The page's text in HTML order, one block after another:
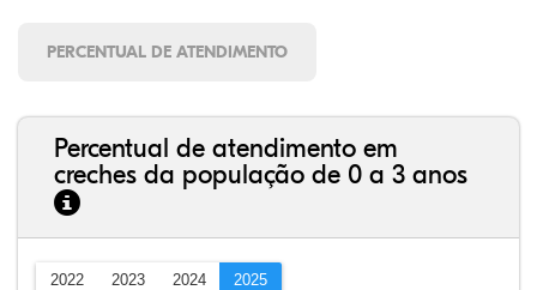
PERCENTUAL DE ATENDIMENTO
Percentual de atendimento em
creches da população de 0 a 3 anos
2022 2023 2024 2025